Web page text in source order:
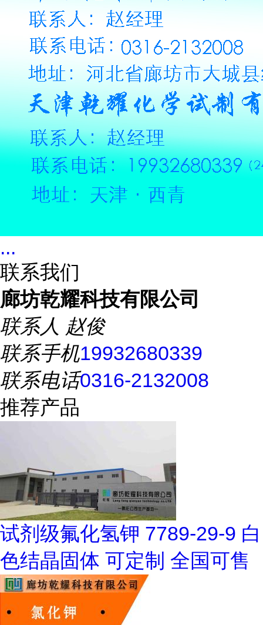
...
联系我们
廊坊乾耀科技有限公司
联系人 赵俊
联系手机19932680339
联系电话0316-2132008
推荐产品
试剂级氟化氢钾 7789-29-9 白
色结晶固体 可定制 全国可售